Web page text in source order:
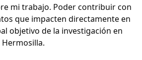
mi trabajo. Poder contribuir con
que impacten directamente en
objetivo de la investigación en
Hermosilla.